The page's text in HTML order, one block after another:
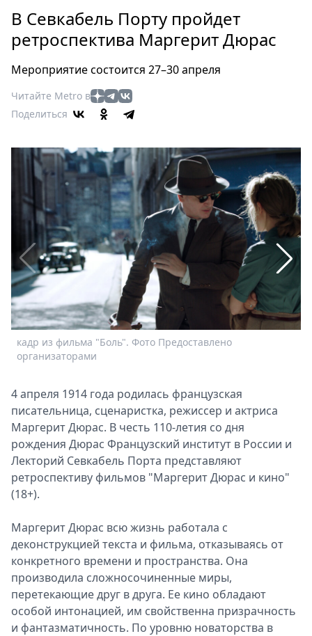
Россия
Мир
Еда
Туризм
Мода
Кино
Афиша
Книги
Выставки
Пресс-
релизы
О
Стримы
Спецпроекты
Звезды
Выборы
Скачай
Metro
В Севкабель Порту пройдет
ретроспектива Маргерит Дюрас
Мероприятие состоится 27–30 апреля
Читайте Metro в
Поделиться
кадр из фильма "Боль". Фото Предоставлено
организаторами
4 апреля 1914 года родилась французская
писательница, сценаристка, режиссер и актриса
Маргерит Дюрас. В честь 110-летия со дня
рождения Дюрас Французский институт в России и
Лекторий Севкабель Порта представляют
ретроспективу фильмов "Маргерит Дюрас и кино"
(18+).
Маргерит Дюрас всю жизнь работала с
деконструкцией текста и фильма, отказываясь от
конкретного времени и пространства. Она
производила сложносочиненные миры,
перетекающие друг в друга. Ее кино обладают
особой интонацией, им свойственна призрачность
и фантазматичность. По уровню новаторства в